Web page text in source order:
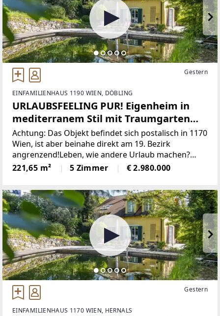
Gestern
EINFAMILIENHAUS 1190 WIEN, DÖBLING
URLAUBSFEELING PUR! Eigenheim in
mediterranem Stil mit Traumgarten
und Badeteich! Absolute Privatsphäre!
Achtung: Das Objekt befindet sich postalisch in 1170
Wien, ist aber beinahe direkt am 19. Bezirk
angrenzend!Leben, wie andere Urlaub machen?
Nachhausekommen und Natur pur einatmen?
Trotzdem nur 25 Minuten von der Innenstadt
221,65 m² 5 Zimmer € 2.980.000
Gestern
EINFAMILIENHAUS 1170 WIEN, HERNALS